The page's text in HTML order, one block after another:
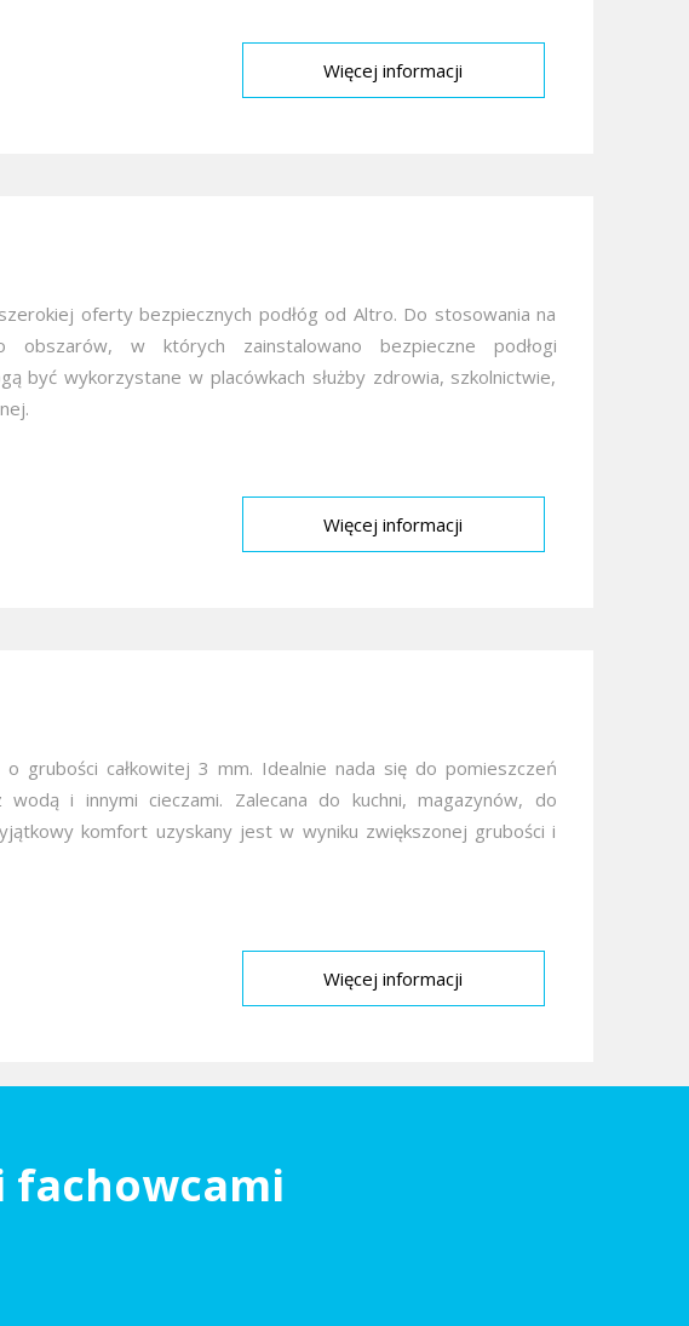
Więcej informacji
oferty bezpiecznych podłóg od Altro. Do stosowania na
obszarów, w których zainstalowano bezpieczne podłogi
być wykorzystane w placówkach służby zdrowia, szkolnictwie,
Więcej informacji
o grubości całkowitej 3 mm. Idealnie nada się do pomieszczeń
i innymi cieczami. Zalecana do kuchni, magazynów, do
komfort uzyskany jest w wyniku zwiększonej grubości i
Więcej informacji
fachowcami